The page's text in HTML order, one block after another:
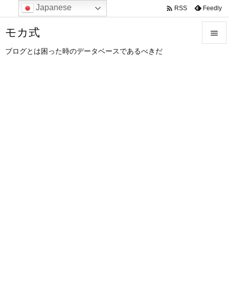
モカ式
ブログとは困った時のデータベースであるべきだ

 RSS Feedly
Japanese